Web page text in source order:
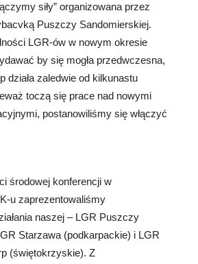
siły” organizowana przez
Puszczy Sandomierskiej.
LGR-ów w nowym okresie
by się mogła przedwczesna,
działa zaledwie od kilkunastu
toczą się prace nad nowymi
postanowiliśmy się włączyć
środowej konferencji w
u zaprezentowaliśmy
naszej – LGR Puszczy
Starzawa (podkarpackie) i LGR
(świętokrzyskie). Z